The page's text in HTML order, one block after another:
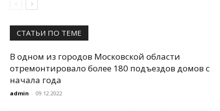
СТАТЬИ ПО ТЕМЕ
В одном из городов Московской области
отремонтировало более 180 подъездов домов с
начала года
admin - 09.12.2022